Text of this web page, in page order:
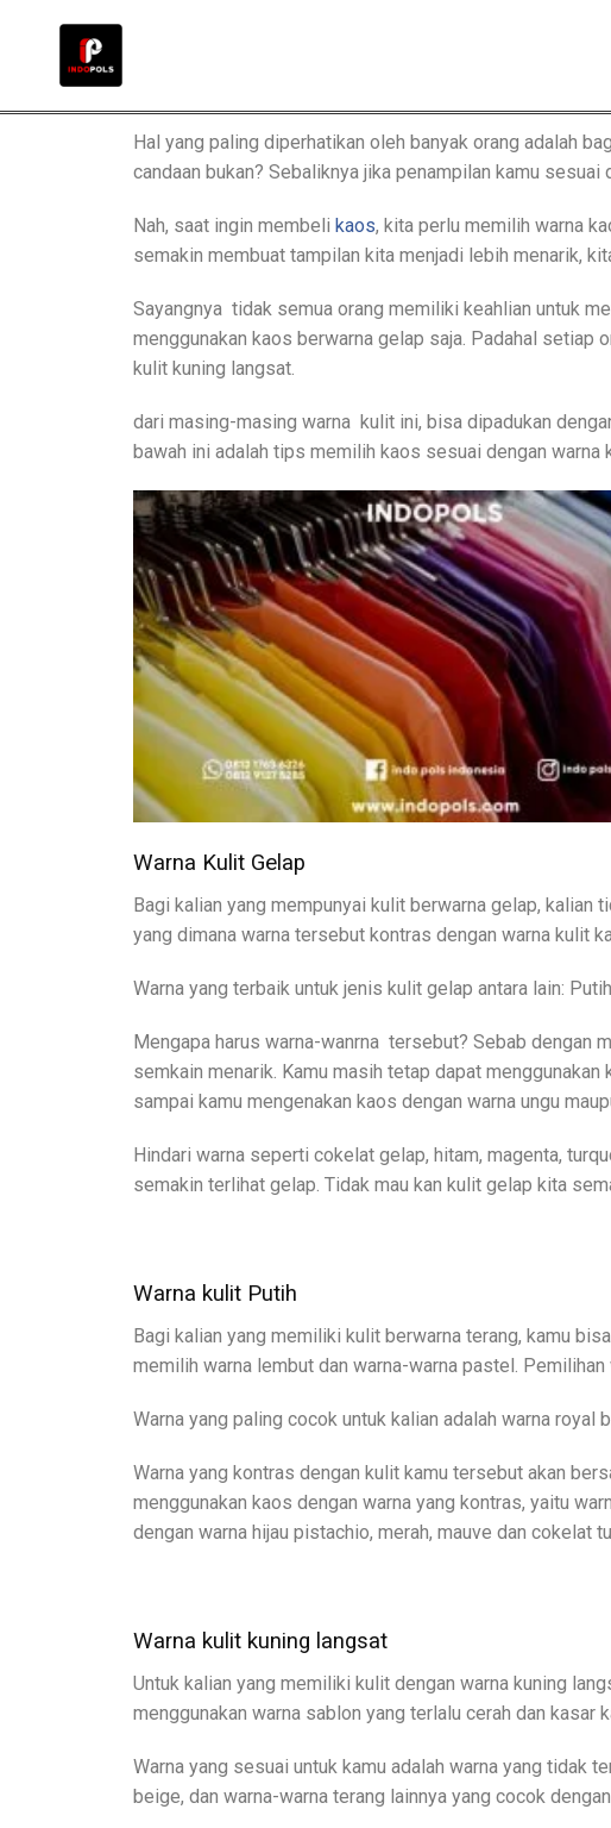
Hal yang paling diperhatikan oleh banyak orang adalah
candaan bukan? Sebaliknya jika penampilan kamu sesuai
Nah, saat ingin membeli kaos, kita perlu memilih warna
semakin membuat tampilan kita menjadi lebih menarik,
Sayangnya tidak semua orang memiliki keahlian untuk
menggunakan kaos berwarna gelap saja. Padahal setiap
kulit kuning langsat.
dari masing-masing warna kulit ini, bisa dipadukan
bawah ini adalah tips memilih kaos sesuai dengan warna
Warna Kulit Gelap
Bagi kalian yang mempunyai kulit berwarna gelap, kalian
yang dimana warna tersebut kontras dengan warna kulit
Warna yang terbaik untuk jenis kulit gelap antara lain:
Mengapa harus warna-wanrna tersebut? Sebab dengan
semkain menarik. Kamu masih tetap dapat
sampai kamu mengenakan kaos dengan warna ungu
Hindari warna seperti cokelat gelap, hitam, magenta,
semakin terlihat gelap. Tidak mau kan kulit gelap kita
Warna kulit Putih
Bagi kalian yang memiliki kulit berwarna terang, kamu
memilih warna lembut dan warna-warna pastel.
Warna yang paling cocok untuk kalian adalah warna
Warna yang kontras dengan kulit kamu tersebut akan
menggunakan kaos dengan warna yang kontras, yaitu
dengan warna hijau pistachio, merah, mauve dan cokelat
Warna kulit kuning langsat
Untuk kalian yang memiliki kulit dengan warna kuning
menggunakan warna sablon yang terlalu cerah dan kasar
Warna yang sesuai untuk kamu adalah warna yang tidak
beige, dan warna-warna terang lainnya yang cocok